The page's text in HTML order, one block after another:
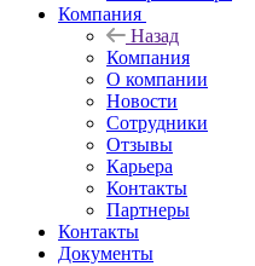
Компания
Назад
Компания
О компании
Новости
Сотрудники
Отзывы
Карьера
Контакты
Партнеры
Контакты
Документы